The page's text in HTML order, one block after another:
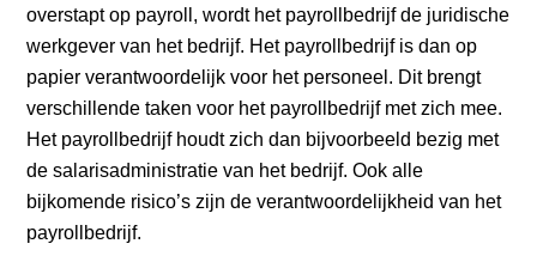
overstapt op payroll, wordt het payrollbedrijf de juridische
werkgever van het bedrijf. Het payrollbedrijf is dan op
papier verantwoordelijk voor het personeel. Dit brengt
verschillende taken voor het payrollbedrijf met zich mee.
Het payrollbedrijf houdt zich dan bijvoorbeeld bezig met
de salarisadministratie van het bedrijf. Ook alle
bijkomende risico’s zijn de verantwoordelijkheid van het
payrollbedrijf.